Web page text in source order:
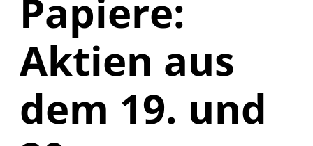
Papiere:
Aktien aus
dem 19. und